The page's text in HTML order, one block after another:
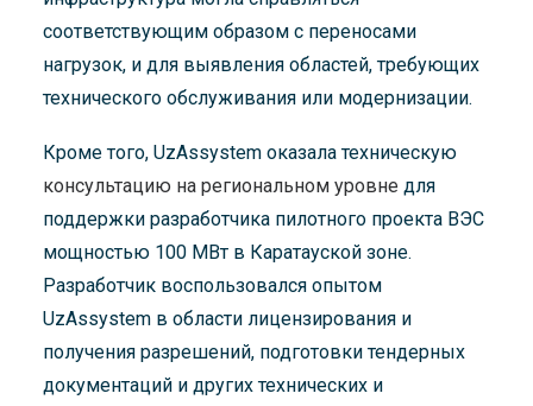
соответствующим образом с переносами
нагрузок, и для выявления областей, требующих
технического обслуживания или модернизации.
Кроме того, UzAssystem оказала техническую
консультацию на региональном уровне для
поддержки разработчика пилотного проекта ВЭС
мощностью 100 МВт в Каратауской зоне.
Разработчик воспользовался опытом
UzAssystem в области лицензирования и
получения разрешений, подготовки тендерных
документаций и других технических и